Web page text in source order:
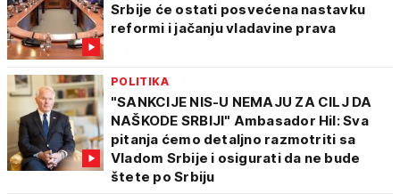
Srbije će ostati posvećena nastavku
reformi i jačanju vladavine prava
POLITIKA
"SANKCIJE NIS-U NEMAJU ZA CILJ DA
NAŠKODE SRBIJI" Ambasador Hil: Sva
pitanja ćemo detaljno razmotriti sa
Vladom Srbije i osigurati da ne bude
štete po Srbiju